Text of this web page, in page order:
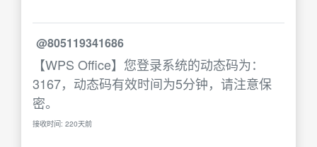
@805119341686
【WPS Office】您登录系统的动态码为：
3167，动态码有效时间为5分钟，请注意保
密。
接收时间: 220天前